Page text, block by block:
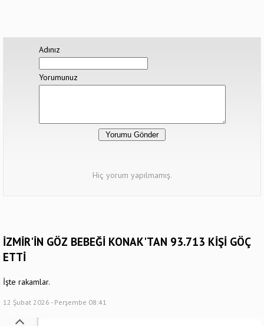
Adınız
Yorumunuz
Hiç yorum yapılmamış.
İZMİR'İN GÖZ BEBEĞİ KONAK'TAN 93.713 KİŞİ GÖÇ
ETTİ
İşte rakamlar.
12 Şubat 2026 - Perşembe 08:41